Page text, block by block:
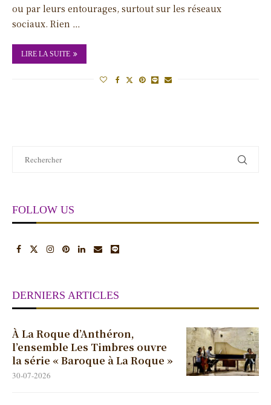
ou par leurs entourages, surtout sur les réseaux
sociaux. Rien …
LIRE LA SUITE
FOLLOW US
DERNIERS ARTICLES
À La Roque d’Anthéron,
l’ensemble Les Timbres ouvre
la série « Baroque à La Roque »
30-07-2026